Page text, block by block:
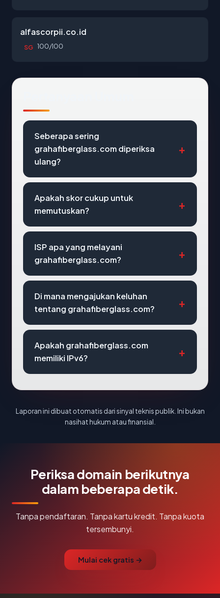
alfascorpii.co.id
SG 100/100
Seberapa sering
grahafiberglass.com diperiksa
ulang?
Apakah skor cukup untuk
memutuskan?
ISP apa yang melayani
grahafiberglass.com?
Di mana mengajukan keluhan
tentang grahafiberglass.com?
Apakah grahafiberglass.com
memiliki IPv6?
Laporan ini dibuat otomatis dari sinyal teknis publik. Ini bukan
nasihat hukum atau finansial.
Periksa domain berikutnya
dalam beberapa detik.
Tanpa pendaftaran. Tanpa kartu kredit. Tanpa kuota
tersembunyi.
Mulai cek gratis →